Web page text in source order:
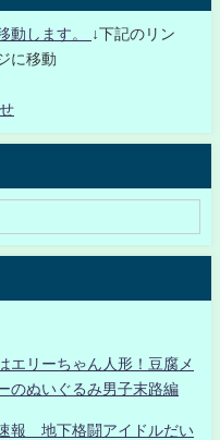
動します。
↓下記のリン
に移動
リーちゃん人形！豆腐メ
のぬいぐるみ男子末路編
報 地下格闘アイドルだい